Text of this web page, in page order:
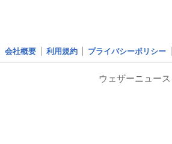
会社概要 利用規約 プライバシーポリシー
ウェザーニュース